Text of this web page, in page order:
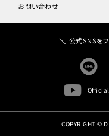
お問い合わせ
公式SNSを
Official
COPYRIGHT ©